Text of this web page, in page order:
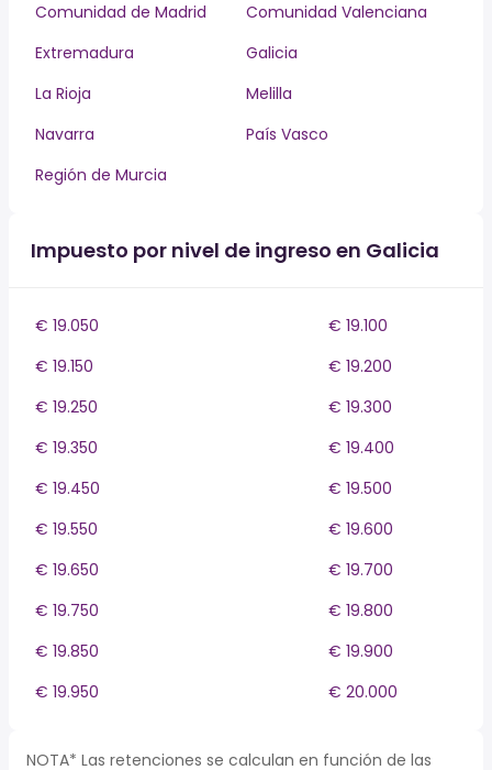
Comunidad de Madrid
Comunidad Valenciana
Extremadura
Galicia
La Rioja
Melilla
Navarra
País Vasco
Región de Murcia
Impuesto por nivel de ingreso en Galicia
€ 19.050
€ 19.100
€ 19.150
€ 19.200
€ 19.250
€ 19.300
€ 19.350
€ 19.400
€ 19.450
€ 19.500
€ 19.550
€ 19.600
€ 19.650
€ 19.700
€ 19.750
€ 19.800
€ 19.850
€ 19.900
€ 19.950
€ 20.000
NOTA* Las retenciones se calculan en función de las